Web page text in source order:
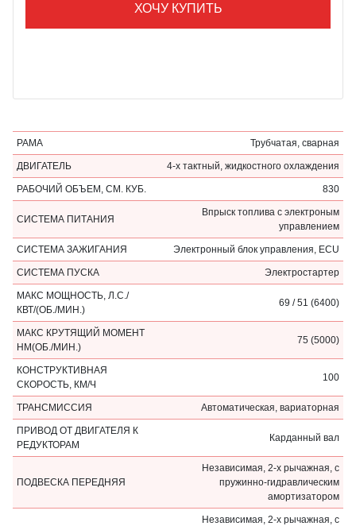
ХОЧУ КУПИТЬ
РАМА Трубчатая, сварная
ДВИГАТЕЛЬ 4-х тактный, жидкостного охлаждения
РАБОЧИЙ ОБЪЕМ, СМ. КУБ. 830
СИСТЕМА ПИТАНИЯ
Впрыск топлива с электроным
управлением
СИСТЕМА ЗАЖИГАНИЯ Электронный блок управления, ECU
СИСТЕМА ПУСКА Электростартер
МАКС МОЩНОСТЬ, Л.С./
КВТ/(ОБ./МИН.)
69 / 51 (6400)
МАКС КРУТЯЩИЙ МОМЕНТ
НМ(ОБ./МИН.)
75 (5000)
КОНСТРУКТИВНАЯ
СКОРОСТЬ, КМ/Ч
100
ТРАНСМИССИЯ Автоматическая, вариаторная
ПРИВОД ОТ ДВИГАТЕЛЯ К
РЕДУКТОРАМ
Карданный вал
ПОДВЕСКА ПЕРЕДНЯЯ
Независимая, 2-х рычажная, с
пружинно-гидравлическим
амортизатором
Независимая, 2-х рычажная, с